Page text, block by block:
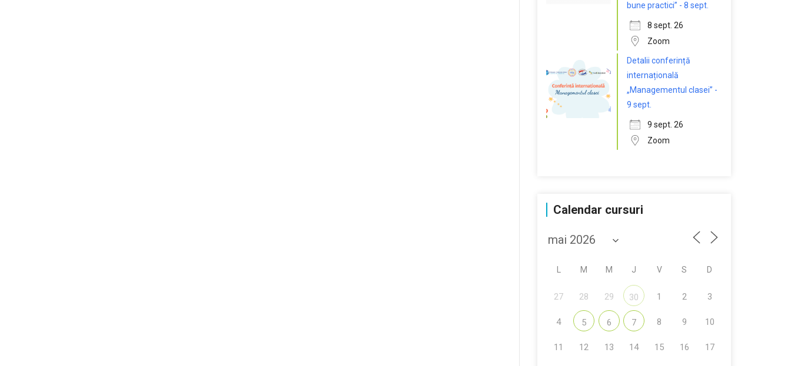
bune practici” - 8 sept.
8 sept. 26
Zoom
Detalii conferință
internațională
„Managementul clasei” -
9 sept.
9 sept. 26
Zoom
Calendar cursuri
M M J V S D
27 28 29 30 1 2 3
4 5 6 7 8 9 10
11 12 13 14 15 16 17